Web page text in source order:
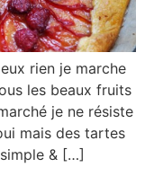
rien je marche
les beaux fruits
je ne résiste
mais des tartes
& […]